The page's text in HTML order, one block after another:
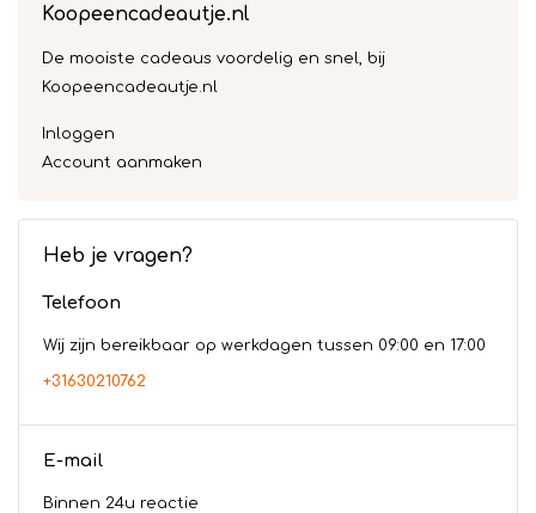
Koopeencadeautje.nl
De mooiste cadeaus voordelig en snel, bij
Koopeencadeautje.nl
Inloggen
Account aanmaken
Heb je vragen?
Telefoon
Wij zijn bereikbaar op werkdagen tussen 09:00 en 17:00
+31630210762
E-mail
Binnen 24u reactie